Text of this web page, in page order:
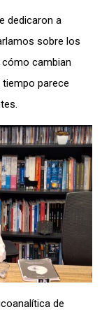
dedicaron a
sobre los
cambian
parece
de